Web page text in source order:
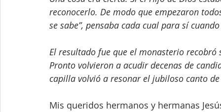
reconocerlo. De modo que empezaron
se sabe”, pensaba cada cual para sí
El resultado fue que el monasterio
Pronto volvieron a acudir decenas de
capilla volvió a resonar el jubiloso canto
Mis queridos hermanos y hermanas